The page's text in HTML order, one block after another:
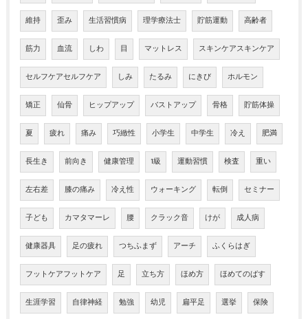
維持 歪み 生活習慣病 理学療法士 貯筋運動 高齢者
筋力 血流 しわ 目 マットレス スキンケアスキンケア
セルフケアセルフケア しみ たるみ にきび ホルモン
矯正 仙骨 ヒップアップ バストアップ 骨格 貯筋体操
夏 疲れ 痛み 巧緻性 小学生 中学生 冷え 肥満
長生き 前向き 健康管理 1級 運動習慣 検査 重い
左右差 膝の痛み 冷え性 ウォーキング 転倒 セミナー
子ども カマタマーレ 腰 クラック音 けが 成人病
健康器具 足の疲れ つちふまず アーチ ふくらはぎ
フットケアフットケア 足 立ち方 ほめ方 ほめてのばす
生涯学習 自律神経 勉強 幼児 扁平足 選挙 保険